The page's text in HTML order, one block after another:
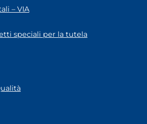
– VIA
speciali per la tutela